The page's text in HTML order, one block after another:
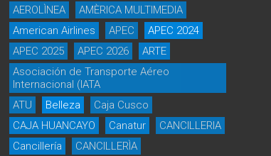
AEROLÌNEA
AMÈRICA MULTIMEDIA
American Airlines
APEC
APEC 2024
APEC 2025
APEC 2026
ARTE
Asociación de Transporte Aéreo
Internacional (IATA
ATU
Belleza
Caja Cusco
CAJA HUANCAYO
Canatur
CANCILLERIA
Cancillería
CANCILLERÌA